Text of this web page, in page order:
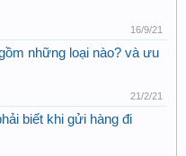
16/9/21
những loại nào? và ưu
21/2/21
biết khi gửi hàng đi